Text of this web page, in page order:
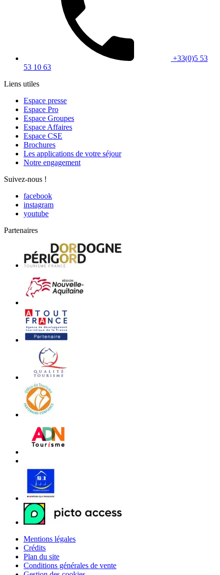
+33(0)5 53
53 10 63
Liens utiles
Espace presse
Espace Pro
Espace Groupes
Espace Affaires
Espace CSE
Brochures
Les applications de votre séjour
Notre engagement
Suivez-nous !
facebook
instagram
youtube
Partenaires
Mentions légales
Crédits
Plan du site
Conditions générales de vente